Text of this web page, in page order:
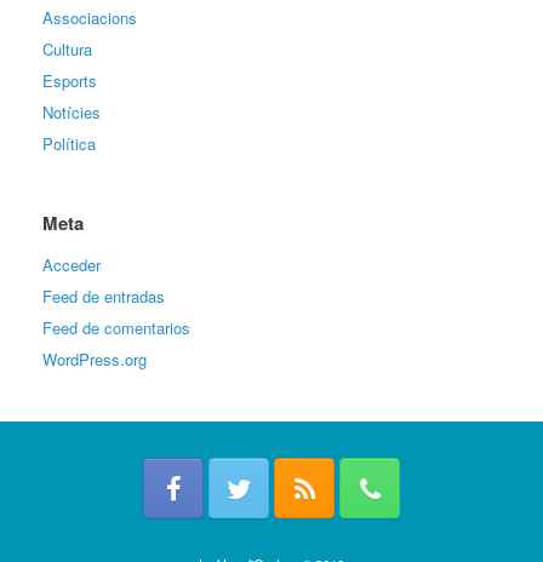
Associacions
Cultura
Esports
Notícies
Política
Meta
Acceder
Feed de entradas
Feed de comentarios
WordPress.org